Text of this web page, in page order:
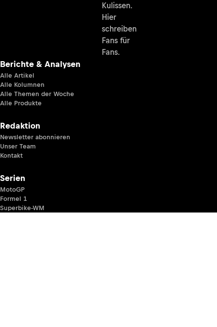
Kulissen.
Hier
schreiben
Fans für
Fans.
Berichte & Analysen
Alle Artikel
Alle Kolumnen
Alle Themen der Woche
Alle Produkte
Redaktion
Newsletter abonnieren
Unser Team
Kontakt
Serien
MotoGP
Formel 1
Superbike-WM